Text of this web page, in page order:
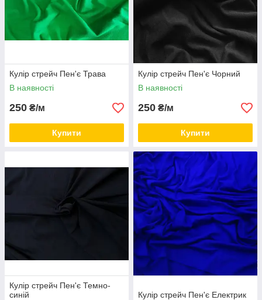
Кулір стрейч Пен'є Трава
В наявності
250 ₴/м
Купити
Кулір стрейч Пен'є Чорний
В наявності
250 ₴/м
Купити
Кулір стрейч Пен'є Темно-
синій
Кулір стрейч Пен'є Електрик